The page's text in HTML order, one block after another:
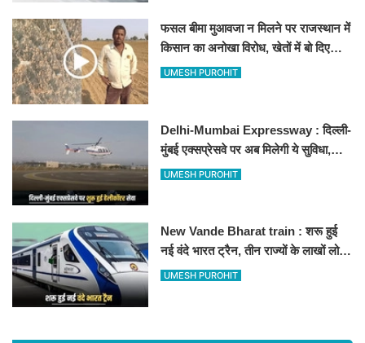
फसल बीमा मुआवजा न मिलने पर राजस्थान में
किसान का अनोखा विरोध, खेतों में बो दिए
500-500 रुपए के नोट, वीडियो वायरल
UMESH PUROHIT
Delhi-Mumbai Expressway : दिल्ली-
मुंबई एक्सप्रेसवे पर अब मिलेगी ये सुविधा,
हेलीकॉप्टर सर्विस से तुरंत घायल पहुंचेगा
UMESH PUROHIT
New Vande Bharat train : शरू हुई
नई वंदे भारत ट्रैन, तीन राज्यों के लाखों लोगों
का सफर होगा आसान, देखें पूरा रूटमैप
UMESH PUROHIT